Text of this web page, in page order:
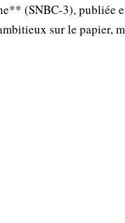
(SNBC-3), publiée
sur le papier,